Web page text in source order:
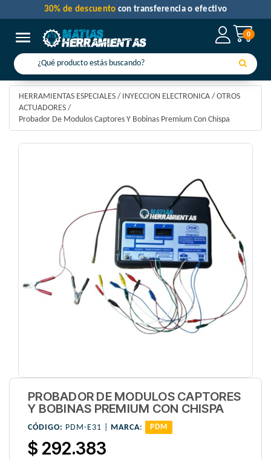
0
Toggle navigation
30% de descuento con transferencia o efectivo
HERRAMIENTAS ESPECIALES / INYECCION ELECTRONICA / OTROS
ACTUADORES /
Probador De Modulos Captores Y Bobinas Premium Con Chispa
PROBADOR DE MODULOS CAPTORES
Y BOBINAS PREMIUM CON CHISPA
CÓDIGO: PDM-E31 | MARCA: PDM
$ 292.383